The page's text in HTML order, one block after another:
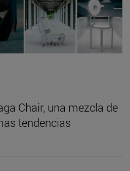
Chair, una mezcla de
tendencias